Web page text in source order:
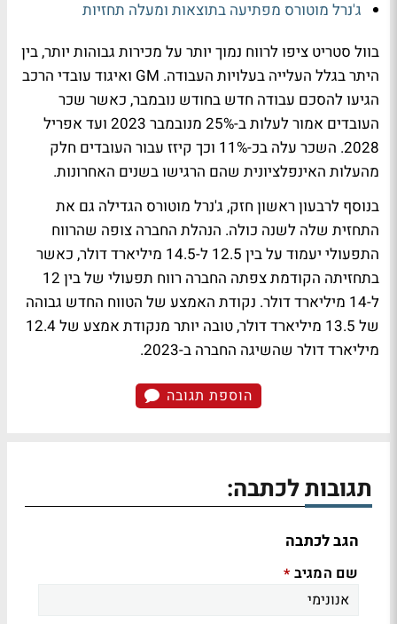
ג'נרל מוטורס מפתיעה בתוצאות ומעלה תחזיות
בוול סטריט ציפו לרווח נמוך יותר על מכירות גבוהות יותר, בין
היתר בגלל העלייה בעלויות העבודה. GM ואיגוד עובדי הרכב
הגיעו להסכם עבודה חדש בחודש נובמבר, כאשר שכר
העובדים אמור לעלות ב-25% מנובמבר 2023 ועד אפריל
2028. השכר עלה בכ-11% וכך קיזז עבור העובדים חלק
מהעלות האינפלציונית שהם הרגישו בשנים האחרונות.
בנוסף לרבעון ראשון חזק, ג'נרל מוטורס הגדילה גם את
התחזית שלה לשנה כולה. הנהלת החברה צופה שהרווח
התפעולי יעמוד על בין 12.5 ל-14.5 מיליארד דולר, כאשר
בתחזיתה הקודמת צפתה החברה רווח תפעולי של בין 12
ל-14 מיליארד דולר. נקודת האמצע של הטווח החדש גבוהה
של 13.5 מיליארד דולר, טובה יותר מנקודת אמצע של 12.4
מיליארד דולר שהשיגה החברה ב-2023.
הוספת תגובה
תגובות לכתבה:
הגב לכתבה
שם המגיב *